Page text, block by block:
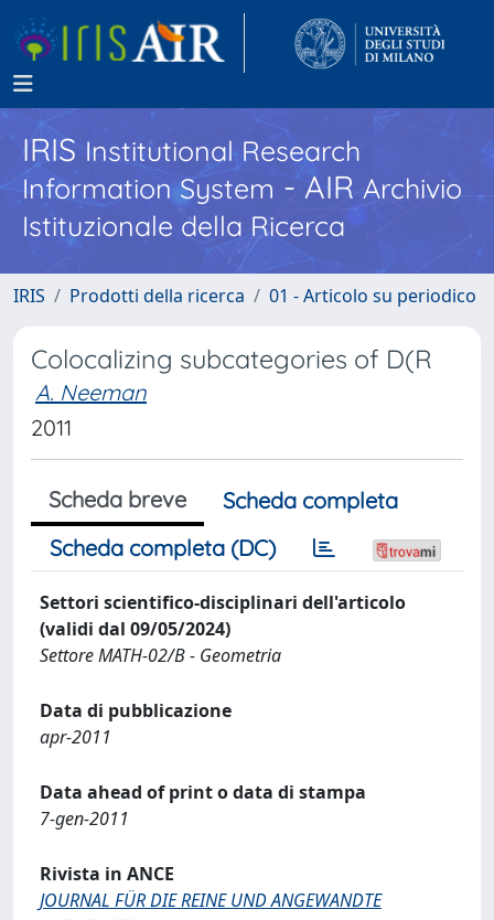
IRISInstitutional Research
Information System - AIR Archivio
Istituzionale della Ricerca
IRIS Prodotti della ricerca 01 - Articolo su periodico
Colocalizing subcategories of D(R
A. Neeman
2011
Scheda breve
Scheda completa
Scheda completa (DC)
Settori scientifico-disciplinari dell'articolo
(validi dal 09/05/2024)
Settore MATH-02/B - Geometria
Data di pubblicazione
apr-2011
Data ahead of print o data di stampa
7-gen-2011
Rivista in ANCE
JOURNAL FÜR DIE REINE UND ANGEWANDTE